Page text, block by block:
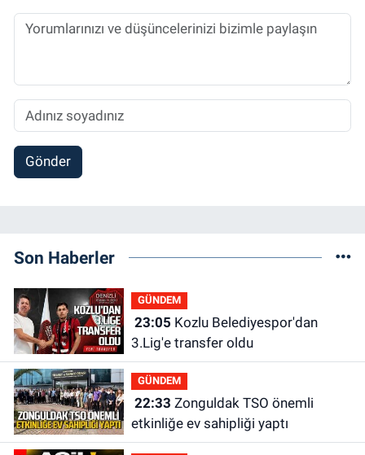
Gönder
Son Haberler
GÜNDEM
23:05
3.Lig'e transfer oldu
GÜNDEM
22:33
etkinliğe ev sahipliği yaptı